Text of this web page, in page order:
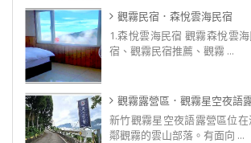
觀霧民宿．森悅雲海民宿
1.森悅雲海民宿 觀霧森悅雲
宿、觀霧民宿推薦、觀霧 ...
觀霧露營區．觀霧星空夜語
新竹觀霧星空夜語露營區位
鄰觀霧的雲山部落。有面向 ...